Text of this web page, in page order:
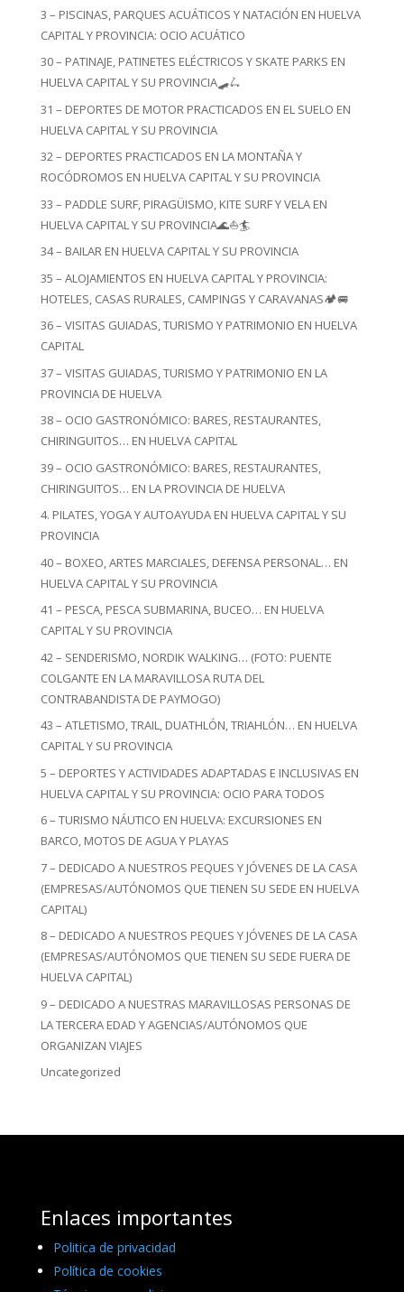
3 – PISCINAS, PARQUES ACUÁTICOS Y NATACIÓN EN HUELVA
CAPITAL Y PROVINCIA: OCIO ACUÁTICO
30 – PATINAJE, PATINETES ELÉCTRICOS Y SKATE PARKS EN
HUELVA CAPITAL Y SU PROVINCIA🛹🛴
31 – DEPORTES DE MOTOR PRACTICADOS EN EL SUELO EN
HUELVA CAPITAL Y SU PROVINCIA
32 – DEPORTES PRACTICADOS EN LA MONTAÑA Y
ROCÓDROMOS EN HUELVA CAPITAL Y SU PROVINCIA
33 – PADDLE SURF, PIRAGÜISMO, KITE SURF Y VELA EN
HUELVA CAPITAL Y SU PROVINCIA🌊⛵🏄
34 – BAILAR EN HUELVA CAPITAL Y SU PROVINCIA
35 – ALOJAMIENTOS EN HUELVA CAPITAL Y PROVINCIA:
HOTELES, CASAS RURALES, CAMPINGS Y CARAVANAS🏕️🚐
36 – VISITAS GUIADAS, TURISMO Y PATRIMONIO EN HUELVA
CAPITAL
37 – VISITAS GUIADAS, TURISMO Y PATRIMONIO EN LA
PROVINCIA DE HUELVA
38 – OCIO GASTRONÓMICO: BARES, RESTAURANTES,
CHIRINGUITOS… EN HUELVA CAPITAL
39 – OCIO GASTRONÓMICO: BARES, RESTAURANTES,
CHIRINGUITOS… EN LA PROVINCIA DE HUELVA
4. PILATES, YOGA Y AUTOAYUDA EN HUELVA CAPITAL Y SU
PROVINCIA
40 – BOXEO, ARTES MARCIALES, DEFENSA PERSONAL… EN
HUELVA CAPITAL Y SU PROVINCIA
41 – PESCA, PESCA SUBMARINA, BUCEO… EN HUELVA
CAPITAL Y SU PROVINCIA
42 – SENDERISMO, NORDIK WALKING… (FOTO: PUENTE
COLGANTE EN LA MARAVILLOSA RUTA DEL
CONTRABANDISTA DE PAYMOGO)
43 – ATLETISMO, TRAIL, DUATHLÓN, TRIAHLÓN… EN HUELVA
CAPITAL Y SU PROVINCIA
5 – DEPORTES Y ACTIVIDADES ADAPTADAS E INCLUSIVAS EN
HUELVA CAPITAL Y SU PROVINCIA: OCIO PARA TODOS
6 – TURISMO NÁUTICO EN HUELVA: EXCURSIONES EN
BARCO, MOTOS DE AGUA Y PLAYAS
7 – DEDICADO A NUESTROS PEQUES Y JÓVENES DE LA CASA
(EMPRESAS/AUTÓNOMOS QUE TIENEN SU SEDE EN HUELVA
CAPITAL)
8 – DEDICADO A NUESTROS PEQUES Y JÓVENES DE LA CASA
(EMPRESAS/AUTÓNOMOS QUE TIENEN SU SEDE FUERA DE
HUELVA CAPITAL)
9 – DEDICADO A NUESTRAS MARAVILLOSAS PERSONAS DE
LA TERCERA EDAD Y AGENCIAS/AUTÓNOMOS QUE
ORGANIZAN VIAJES
Uncategorized
Enlaces importantes
Politica de privacidad
Política de cookies